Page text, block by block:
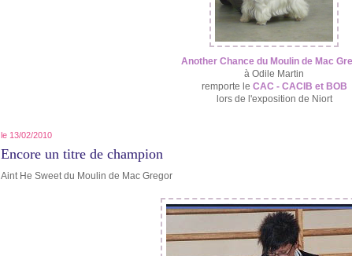
Another Chance du Moulin de Mac
à Odile Martin
remporte le CAC - CACIB et BOB
lors de l'exposition de Niort
le 13/02/2010
Encore un titre de champion
Aint He Sweet du Moulin de Mac Gregor